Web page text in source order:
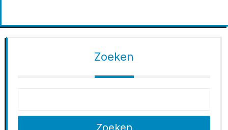
Zoeken
Zoeken